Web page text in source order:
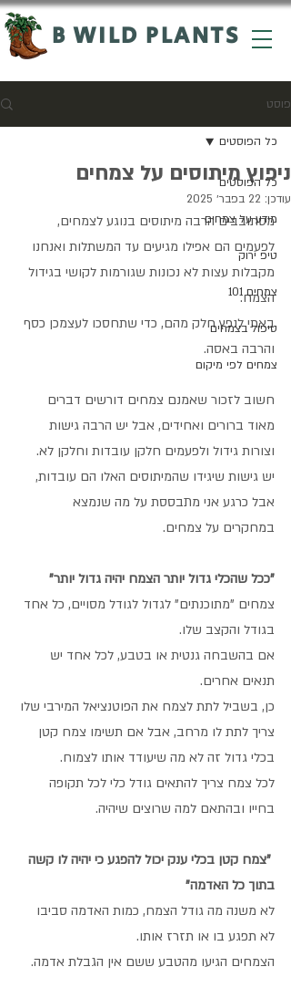
B WILD PLANTS
פוסט
כל הפוסטים
מידע על צמחים
טיפ ירוק
צמחים 101
טיפול בצמחים
צמחים לפי מיקום
כל הפוסטים
ניפוץ מיתוסים על צמחים
עודכן: 22 בפבר׳ 2025
מסתובבים הרבה מיתוסים בנוגע לצמחים,
לפעמים הם אפילו מגיעים עד המשתלות ואנחנו
מקבלות עצות לא נכונות שגורמות לקושי בגידול
הצמח.
באתי לנפץ חלק מהם, כדי שתחסכו לעצמכן כסף
והרבה באסה.
חשוב לזכור שאמנם צמחים דורשים דברים
מאוד ברורים ואחידים, אבל יש הרבה גישות
וצורות גידול ולפעמים חלקן עובדות וחלקן לא.
יש גישות שיגידו שהמיתוסים האלו הם עובדות,
אבל כרגע אני מתבססת על מה שנמצא
במחקרים על צמחים.
"ככל שהכלי גדול יותר הצמח יהיה גדול יותר"
צמחים "מתוכנתים" לגדול לגודל מסויים, כל אחד
בגודל והקצב שלו.
אם בהשבחה גנטית או בטבע, לכל אחד יש
תנאים אחרים.
כן, בשביל לתת לצמח את הפוטנציאל המירבי שלו
צריך לתת לו מרחב, אבל אם תשימו צמח קטן
בכלי גדול זה לא מה שיעודד אותו לצמוח.
לכל צמח צריך להתאים גודל כלי לכל תקופה
בחייו ובהתאם למה שרוצים שיהיה.
"צמח קטן בכלי ענק יכול להפגע כי יהיה לו קשה
בתוך כל האדמה"
לא משנה מה גודל הצמח, כמות האדמה סביבו
לא תפגע בו או תזרז אותו.
הצמחים הגיעו מהטבע ששם אין הגבלת אדמה.